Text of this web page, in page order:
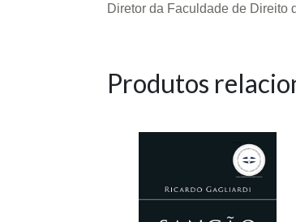
Diretor da Faculdade de Direito
Produtos